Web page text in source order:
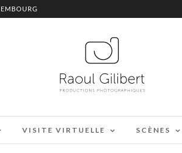
VISITE VIRTUELLE SCÈNES